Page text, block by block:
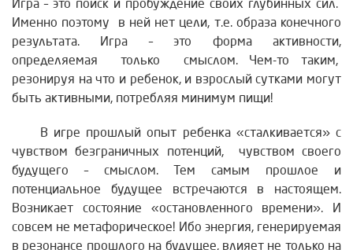
Игра – это поиск и пробуждение своих глубинных сил.
Именно поэтому в ней нет цели, т.е. образа конечного
результата. Игра – это форма активности,
определяемая только смыслом. Чем-то таким,
резонируя на что и ребенок, и взрослый сутками могут
быть активными, потребляя минимум пищи!
В игре прошлый опыт ребенка «сталкивается» с
чувством безграничных потенций, чувством своего
будущего – смыслом. Тем самым прошлое и
потенциальное будущее встречаются в настоящем.
Возникает состояние «остановленного времени». И
совсем не метафорическое! Ибо энергия, генерируемая
в резонансе прошлого на будущее, влияет не только на